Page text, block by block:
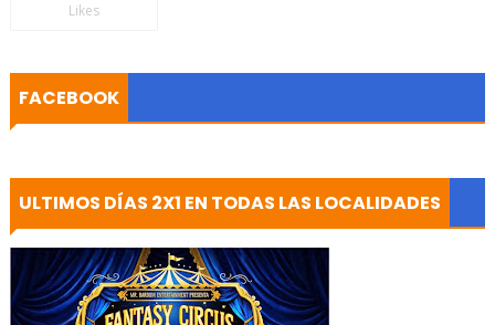
Likes
FACEBOOK
ULTIMOS DÍAS 2X1 EN TODAS LAS LOCALIDADES